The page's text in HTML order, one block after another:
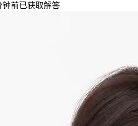
钟前已获取解答